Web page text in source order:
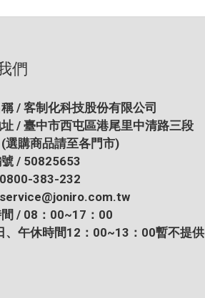
們
/ 客制化科技股份有限公司
/ 臺中市西屯區港尾里中清路三段
(選購商品請至各門市)
/ 50825653
383-232
/ 08：00~17：00
、午休時間12：00~13：00暫不提供